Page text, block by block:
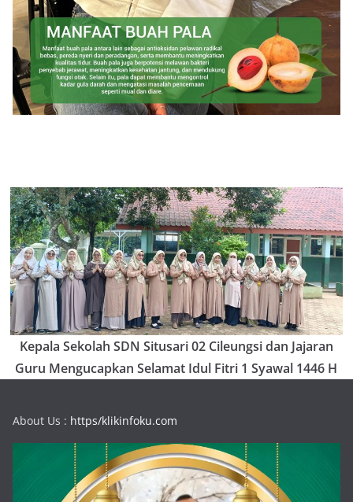
Kepala Sekolah SDN Situsari 02 Cileungsi dan Jajaran
Guru Mengucapkan Selamat Idul Fitri 1 Syawal 1446 H
About Us : https/klikinfoku.com